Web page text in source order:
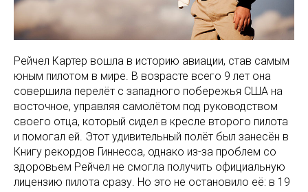
Рейчел Картер вошла в историю авиации, став самым
юным пилотом в мире. В возрасте всего 9 лет она
совершила перелёт с западного побережья США на
восточное, управляя самолётом под руководством
своего отца, который сидел в кресле второго пилота
и помогал ей. Этот удивительный полёт был занесён в
Книгу рекордов Гиннесса, однако из-за проблем со
здоровьем Рейчел не смогла получить официальную
лицензию пилота сразу. Но это не остановило её: в 19